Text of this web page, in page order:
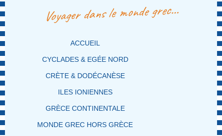
Voyager dans le monde grec…
MENU PRINCIPAL
MASQUER LA NAVIGATION PRINCIPALE
MASQUER LA NAVIGATION SECONDAIRE
ACCUEIL
CYCLADES & EGÉE NORD
CRÈTE & DODÉCANÈSE
ILES IONIENNES
GRÈCE CONTINENTALE
MONDE GREC HORS GRÈCE